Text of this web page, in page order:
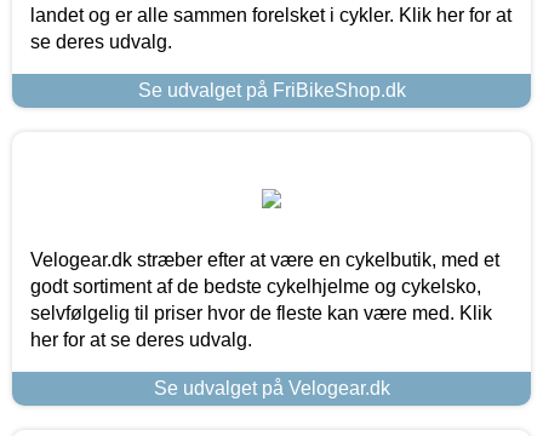
landet og er alle sammen forelsket i cykler. Klik her for at
se deres udvalg.
Se udvalget på FriBikeShop.dk
Velogear.dk stræber efter at være en cykelbutik, med et
godt sortiment af de bedste cykelhjelme og cykelsko,
selvfølgelig til priser hvor de fleste kan være med. Klik
her for at se deres udvalg.
Se udvalget på Velogear.dk